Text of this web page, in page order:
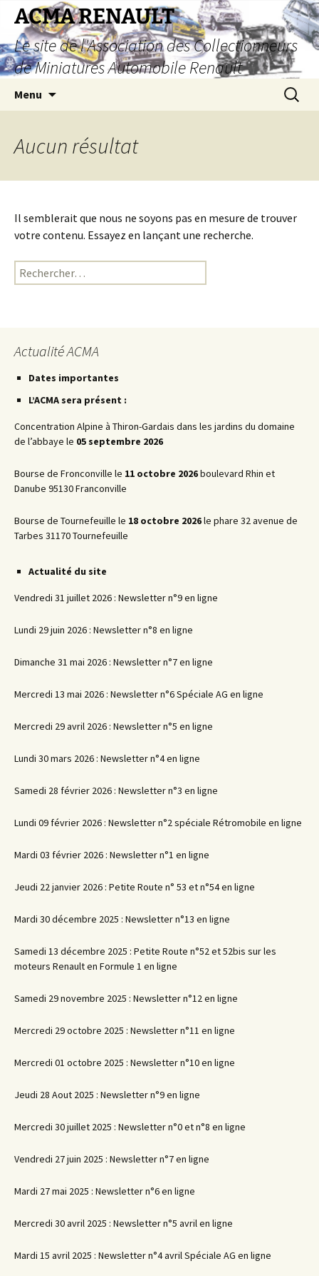
Aller
contenu
ACMA RENAULT
Le site de l'Association des Collectionneurs
de Miniatures Automobile Renault
Menu
Aucun résultat
Il semblerait que nous ne soyons pas en mesure de trouver
votre contenu. Essayez en lançant une recherche.
Rechercher :
Actualité ACMA
Dates importantes
L’ACMA sera présent :
Concentration Alpine à Thiron-Gardais dans les jardins du domaine
de l’abbaye le 05 septembre 2026
Bourse de Fronconville le 11 octobre 2026boulevard Rhin et
Danube 95130 Franconville
Bourse de Tournefeuille le 18 octobre 2026le phare 32 avenue de
Tarbes 31170 Tournefeuille
Actualité du site
Vendredi 31 juillet 2026 : Newsletter n°9 en ligne
Lundi 29 juin 2026 : Newsletter n°8 en ligne
Dimanche 31 mai 2026 : Newsletter n°7 en ligne
Mercredi 13 mai 2026 : Newsletter n°6 Spéciale AG en ligne
Mercredi 29 avril 2026 : Newsletter n°5 en ligne
Lundi 30 mars 2026 : Newsletter n°4 en ligne
Samedi 28 février 2026 : Newsletter n°3 en ligne
Lundi 09 février 2026 : Newsletter n°2 spéciale Rétromobile en ligne
Mardi 03 février 2026 : Newsletter n°1 en ligne
Jeudi 22 janvier 2026 : Petite Route n° 53 et n°54 en ligne
Mardi 30 décembre 2025 : Newsletter n°13 en ligne
Samedi 13 décembre 2025 : Petite Route n°52 et 52bis sur les
moteurs Renault en Formule 1 en ligne
Samedi 29 novembre 2025 : Newsletter n°12 en ligne
Mercredi 29 octobre 2025 : Newsletter n°11 en ligne
Mercredi 01 octobre 2025 : Newsletter n°10 en ligne
Jeudi 28 Aout 2025 : Newsletter n°9 en ligne
Mercredi 30 juillet 2025 : Newsletter n°0 et n°8 en ligne
Vendredi 27 juin 2025 : Newsletter n°7 en ligne
Mardi 27 mai 2025 : Newsletter n°6 en ligne
Mercredi 30 avril 2025 : Newsletter n°5 avril en ligne
Mardi 15 avril 2025 : Newsletter n°4 avril Spéciale AG en ligne